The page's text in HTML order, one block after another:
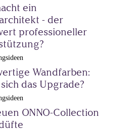
ein
- der
professioneller
Wandfarben:
das Upgrade?
ONNO-Collection